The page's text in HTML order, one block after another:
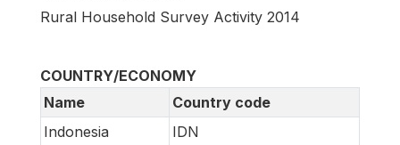
Rural Household Survey Activity 2014
COUNTRY/ECONOMY
Name
Country code
Indonesia
IDN